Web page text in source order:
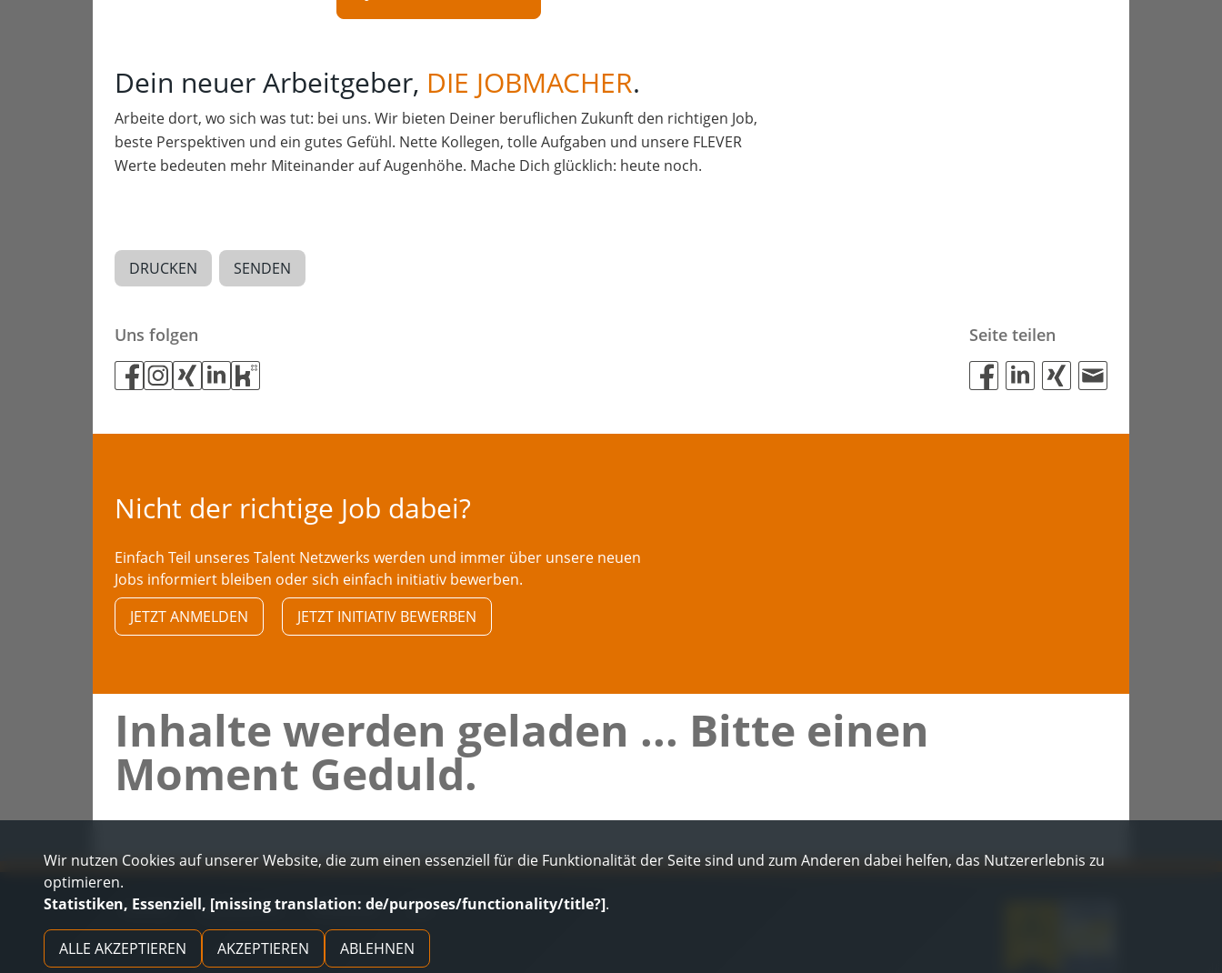
Dein neuer Arbeitgeber, DIE JOBMACHER.
Arbeite dort, wo sich was tut: bei uns. Wir bieten Deiner beruflichen Zukunft den richtigen Job,
beste Perspektiven und ein gutes Gefühl. Nette Kollegen, tolle Aufgaben und unsere FLEVER
Werte bedeuten mehr Miteinander auf Augenhöhe. Mache Dich glücklich: heute noch.
DRUCKEN SENDEN
Uns folgen Seite teilen
Nicht der richtige Job dabei?
Einfach Teil unseres Talent Netzwerks werden und immer über unsere neuen
Jobs informiert bleiben oder sich einfach initiativ bewerben.
JETZT ANMELDEN
JETZT INITIATIV BEWERBEN
Inhalte werden geladen ... Bitte einen
Moment Geduld.
KONTAKT DATENSCHUTZ IMPRESSUM AGB
Wir nutzen Cookies auf unserer Website, die zum einen essenziell für die Funktionalität der Seite sind und zum Anderen dabei helfen, das Nutzererlebnis zu
optimieren.
Statistiken, Essenziell, [missing translation: de/purposes/functionality/title?].
ABLEHNEN
ALLE AKZEPTIEREN AKZEPTIEREN